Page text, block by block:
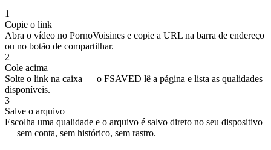
1
Copie o link
Abra o vídeo no PornoVoisines e copie a URL na barra de endereço
ou no botão de compartilhar.
2
Cole acima
Solte o link na caixa — o FSAVED lê a página e lista as qualidades
disponíveis.
3
Salve o arquivo
Escolha uma qualidade e o arquivo é salvo direto no seu dispositivo
— sem conta, sem histórico, sem rastro.